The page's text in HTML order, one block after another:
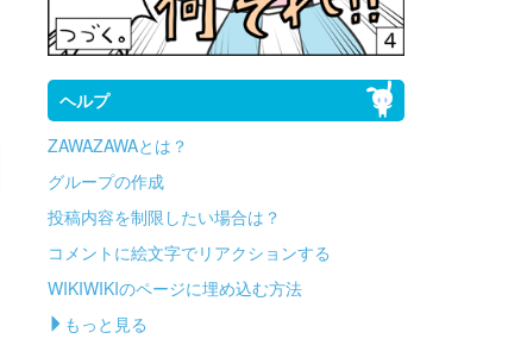
ヘルプ
ZAWAZAWAとは？
グループの作成
投稿内容を制限したい場合は？
コメントに絵文字でリアクションする
WIKIWIKIのページに埋め込む方法
もっと見る